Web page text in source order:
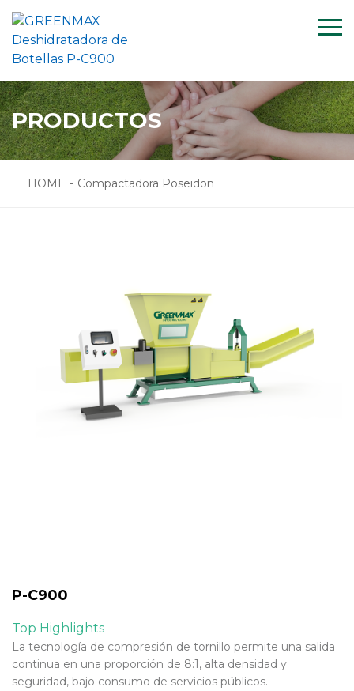
HOME
SOLUCIÓN
PROYECTO
APOYO
NOTICIA
PRODUCTOS
HOME - Compactadora Poseidon
P-C900
Top Highlights
La tecnología de compresión de tornillo permite una salida
continua en una proporción de 8:1, alta densidad y
seguridad, bajo consumo de servicios públicos.